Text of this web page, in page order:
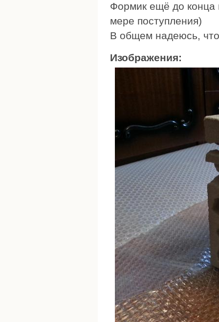
Формик ещё до конца
мере поступления)
В общем надеюсь, что
Изображения: